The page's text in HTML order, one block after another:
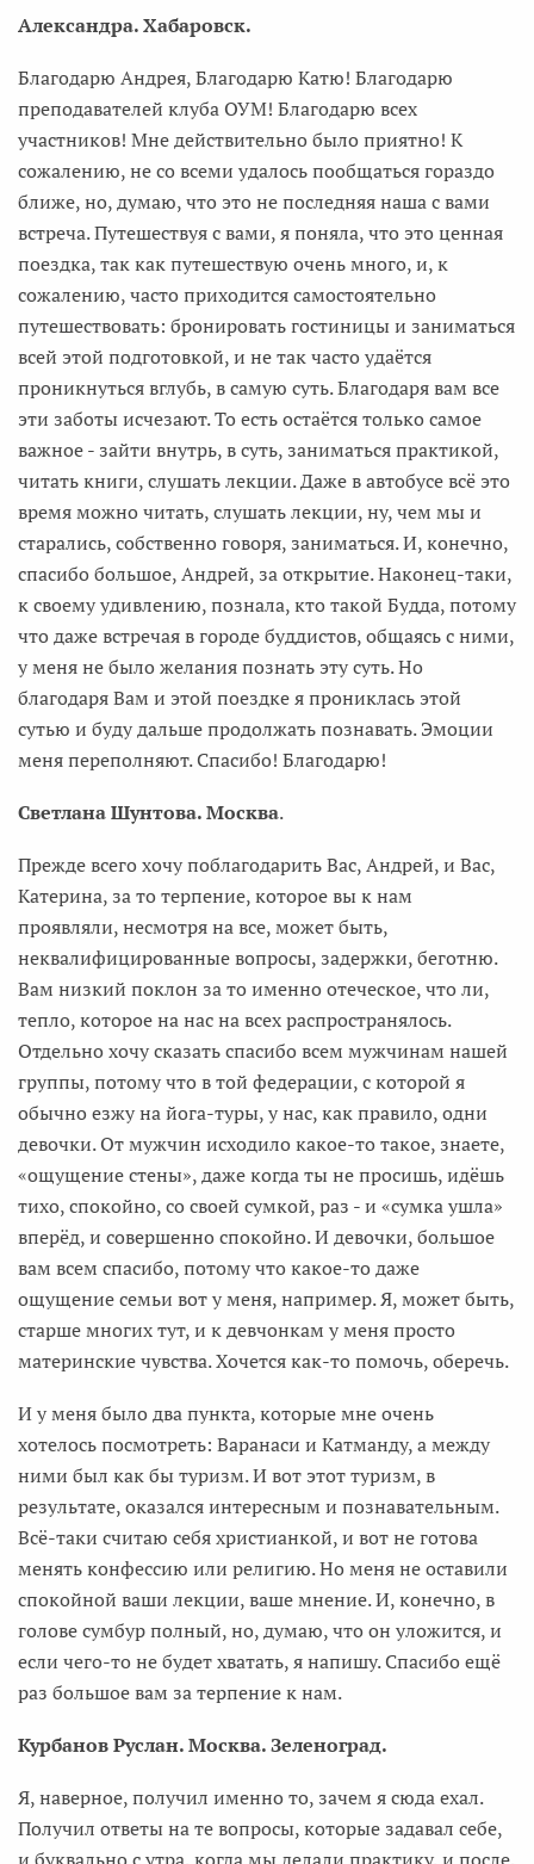
Александра. Хабаровск.
Благодарю Андрея, Благодарю Катю! Благодарю
преподавателей клуба ОУМ! Благодарю всех
участников! Мне действительно было приятно! К
сожалению, не со всеми удалось пообщаться гораздо
ближе, но, думаю, что это не последняя наша с вами
встреча. Путешествуя с вами, я поняла, что это ценная
поездка, так как путешествую очень много, и, к
сожалению, часто приходится самостоятельно
путешествовать: бронировать гостиницы и заниматься
всей этой подготовкой, и не так часто удаётся
проникнуться вглубь, в самую суть. Благодаря вам все
эти заботы исчезают. То есть остаётся только самое
важное - зайти внутрь, в суть, заниматься практикой,
читать книги, слушать лекции. Даже в автобусе всё это
время можно читать, слушать лекции, ну, чем мы и
старались, собственно говоря, заниматься. И, конечно,
спасибо большое, Андрей, за открытие. Наконец-таки,
к своему удивлению, познала, кто такой Будда, потому
что даже встречая в городе буддистов, общаясь с ними,
у меня не было желания познать эту суть. Но
благодаря Вам и этой поездке я прониклась этой
сутью и буду дальше продолжать познавать. Эмоции
меня переполняют. Спасибо! Благодарю!
Светлана Шунтова. Москва.
Прежде всего хочу поблагодарить Вас, Андрей, и Вас,
Катерина, за то терпение, которое вы к нам
проявляли, несмотря на все, может быть,
неквалифицированные вопросы, задержки, беготню.
Вам низкий поклон за то именно отеческое, что ли,
тепло, которое на нас на всех распространялось.
Отдельно хочу сказать спасибо всем мужчинам нашей
группы, потому что в той федерации, с которой я
обычно езжу на йога-туры, у нас, как правило, одни
девочки. От мужчин исходило какое-то такое, знаете,
«ощущение стены», даже когда ты не просишь, идёшь
тихо, спокойно, со своей сумкой, раз - и «сумка ушла»
вперёд, и совершенно спокойно. И девочки, большое
вам всем спасибо, потому что какое-то даже
ощущение семьи вот у меня, например. Я, может быть,
старше многих тут, и к девчонкам у меня просто
материнские чувства. Хочется как-то помочь, оберечь.
И у меня было два пункта, которые мне очень
хотелось посмотреть: Варанаси и Катманду, а между
ними был как бы туризм. И вот этот туризм, в
результате, оказался интересным и познавательным.
Всё-таки считаю себя христианкой, и вот не готова
менять конфессию или религию. Но меня не оставили
спокойной ваши лекции, ваше мнение. И, конечно, в
голове сумбур полный, но, думаю, что он уложится, и
если чего-то не будет хватать, я напишу. Спасибо ещё
раз большое вам за терпение к нам.
Курбанов Руслан. Москва. Зеленоград.
Я, наверное, получил именно то, зачем я сюда ехал.
Получил ответы на те вопросы, которые задавал себе,